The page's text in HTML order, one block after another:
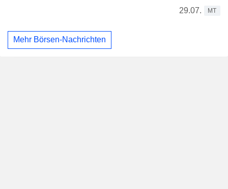
29.07.
MT
Mehr Börsen-Nachrichten